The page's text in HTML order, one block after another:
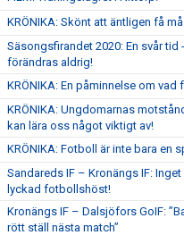
KRÖNIKA: Skönt att äntligen få
Säsongsfirandet 2020: En svår tid
förändras aldrig!
KRÖNIKA: En påminnelse om
KRÖNIKA: Ungdomarnas
kan lära oss något viktigt av!
KRÖNIKA: Fotboll är inte bara en
Sandareds IF – Kronängs IF:
lyckad fotbollshöst!
Kronängs IF – Dalsjöfors GoIF:
rött ställ nästa match”